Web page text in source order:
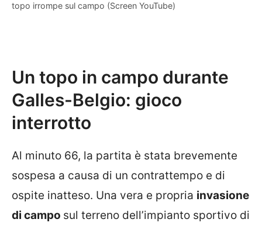
topo irrompe sul campo (Screen YouTube)
Un topo in campo durante
Galles-Belgio: gioco
interrotto
Al minuto 66, la partita è stata brevemente
sospesa a causa di un contrattempo e di
ospite inatteso. Una vera e propria invasione
di campo sul terreno dell’impianto sportivo di